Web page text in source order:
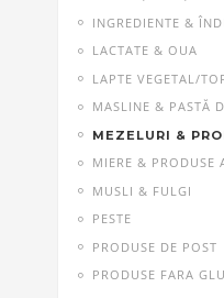
INGREDIENTE &
LACTATE & OUA
LAPTE VEGETAL/
MASLINE & PASTĂ
MEZELURI &
MIERE & PRODUSE
MUSLI & FULGI
PESTE
PRODUSE DE POST
PRODUSE FARA